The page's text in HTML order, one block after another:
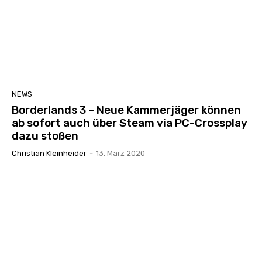
NEWS
Borderlands 3 – Neue Kammerjäger können
ab sofort auch über Steam via PC-Crossplay
dazu stoßen
Christian Kleinheider - 13. März 2020